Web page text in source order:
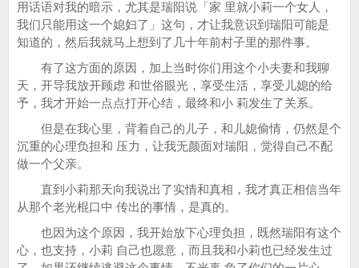
用话语对我的暗示，尤其是瑞阳说「家 里就小莉一个女人，
我们只能用这一个媳妇了」这句，才让我意识到瑞阳可能是
知道的，然后我就马上想到了几十年前村子里的那件事。
有了这方面的原因，加上当时你们用这个小夫妻和我聊
天，开导我放开顾虑 和世俗眼光，享受生活，享受儿媳的给
予，我才开始一点点打开心结，最终和小 莉发生了关系。
但是在我心里，背着自己的儿子，和儿媳偷情，仍然是个
沉重的心理负担和 压力，让我无颜面对瑞阳，觉得自己不配
做一个父亲。
直到小莉那天向我说出了实情和真相，我才真正相信当年
从那个老光棍口中 传出的事情，是真的。
也因为这个原因，我开始放下心理负担，既然瑞阳有这个
心，也支持，小莉 自己也愿意，而且我和小莉也已经发生过